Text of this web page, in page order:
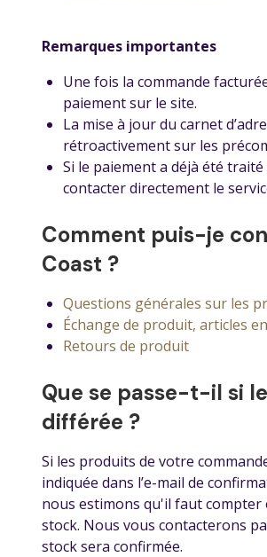
Remarques importantes
Une fois la commande
paiement sur le site.
La mise à jour du carnet
rétroactivement sur les
Si le paiement a déjà été
contacter directement le
Comment puis-je
Coast ?
Questions générales sur les
Échange de produit, articles
Retours de produit
Que se passe-t-il si
différée ?
Si les produits de votre
indiquée dans l’e-mail de
nous estimons qu'il faut
stock. Nous vous contacterons
stock sera confirmée.